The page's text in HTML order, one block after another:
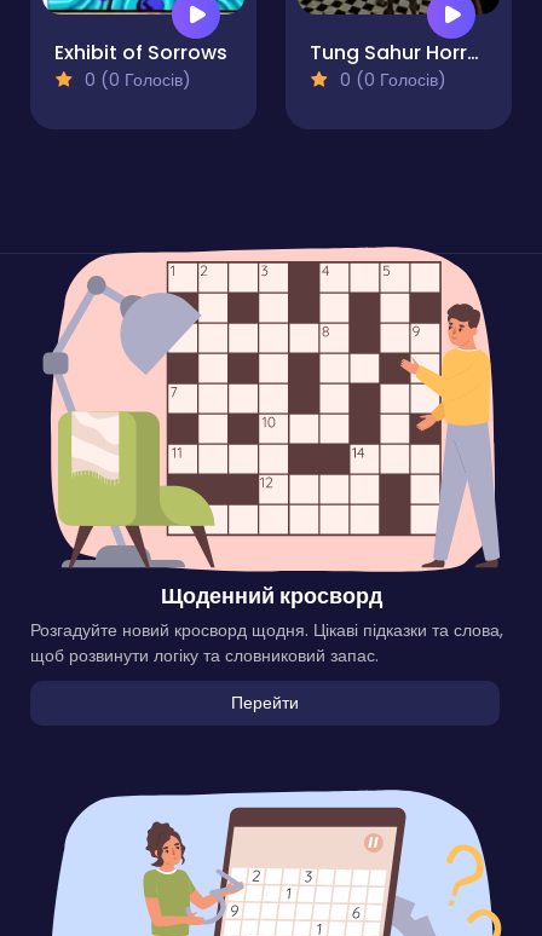
Exhibit of Sorrows
0 (0 Голосів)
Tung Sahur Horror Escape
0 (0 Голосів)
Щоденний кросворд
Розгадуйте новий кросворд щодня. Цікаві підказки та слова,
щоб розвинути логіку та словниковий запас.
Перейти